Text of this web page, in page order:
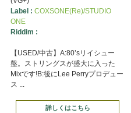
Label : COXSONE(Re)/STUDIO
ONE
Riddim :
【USED/中古】A:80’sリイシュー
盤。ストリングスが盛大に入った
Mixです!B:後にLee Perryプロデュー
ス ...
詳しくはこちら